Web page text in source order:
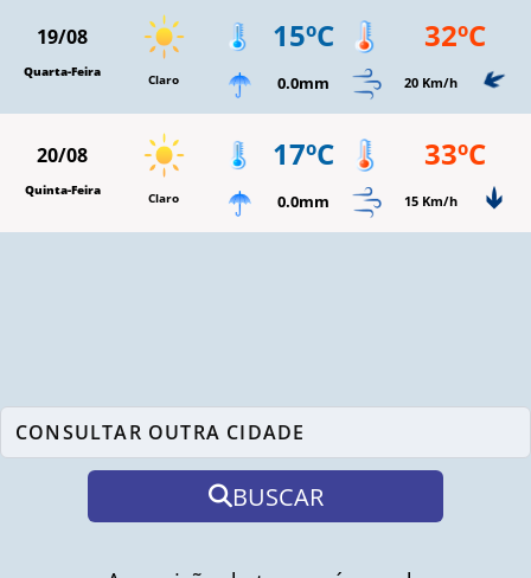
19/08
Quarta-Feira Claro
15ºC 32ºC
0.0mm 20 Km/h
20/08
Quinta-Feira Claro
17ºC 33ºC
0.0mm 15 Km/h
BUSCAR